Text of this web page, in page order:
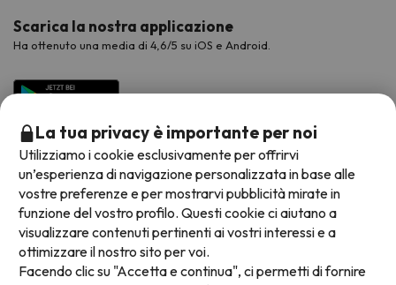
Scarica la nostra applicazione
Ha ottenuto una media di 4,6/5 su iOS e Android.
Metodi di pagamento disponibili
La tua privacy è importante per noi
Utilizziamo i cookie esclusivamente per offrirvi
un’esperienza di navigazione personalizzata in base alle
vostre preferenze e per mostrarvi pubblicità mirate in
funzione del vostro profilo. Questi cookie ci aiutano a
visualizzare contenuti pertinenti ai vostri interessi e a
ottimizzare il nostro sito per voi.
Facendo clic su "Accetta e continua", ci permetti di fornire